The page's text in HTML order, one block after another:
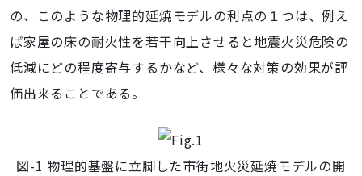
の、このような物理的延焼モデルの利点の１つは、例え
ば家屋の床の耐火性を若干向上させると地震火災危険の
低減にどの程度寄与するかなど、様々な対策の効果が評
価出来ることである。
図-1 物理的基盤に立脚した市街地火災延焼モデルの開